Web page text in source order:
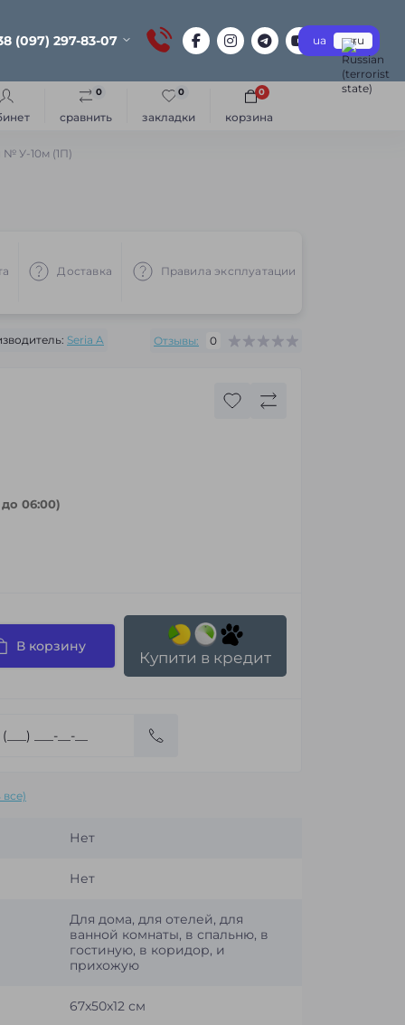
(097) 297-83-07 ua ru
сравнить
0
закладки
0
корзина
0
№ У-10м (1П)
Доставка Правила эксплуатации
Seria A Отзывы: 0
06:00)
В корзину
Купити в кредит
Нет
Нет
Для дома, для отелей, для
ванной комнаты, в спальню, в
гостиную, в коридор, и
прихожую
67x50x12 см